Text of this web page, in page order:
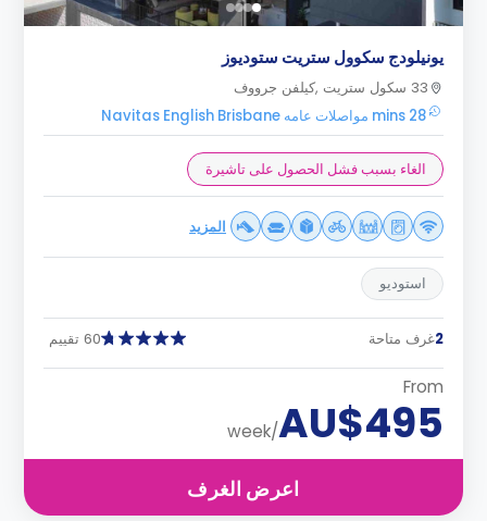
يونيلودج سكوول ستريت ستوديوز
33 سكول ستريت ,كيلفن جرووف
28 mins مواصلات عامه Navitas English Brisbane
الغاء بسبب فشل الحصول على تاشيرة
المزيد
استوديو
2غرف متاحة 60 تقييم
From
AU$495
/week
اعرض الغرف